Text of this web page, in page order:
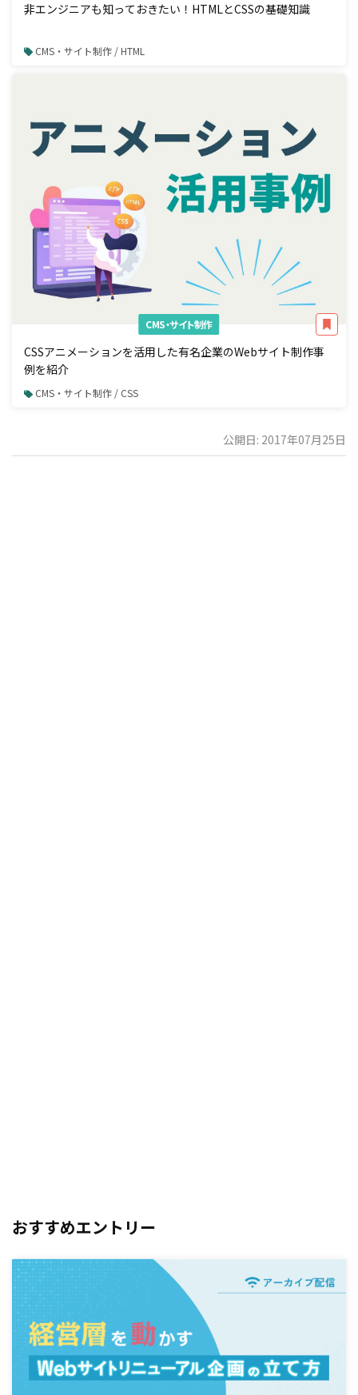
非エンジニアも知っておきたい！HTMLとCSSの基礎知識
CMS・サイト制作 / HTML
CMS・サイト制作
CSSアニメーションを活用した有名企業のWebサイト制作事
例を紹介
CMS・サイト制作 / CSS
公開日: 2017年07月25日
おすすめエントリー